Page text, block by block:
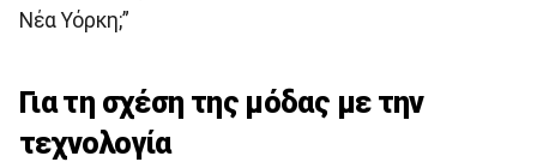
Νέα Υόρκη;”
Για τη σχέση της μόδας με την
τεχνολογία